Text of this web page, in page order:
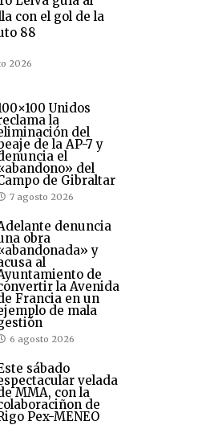
con el gol de la
88
2026
Unidos
la
del
de la AP-7 y
el
del
de Gibraltar
7 agosto 2026
denuncia
obra
y
al
de
la Avenida
Francia en un
de mala
6 agosto 2026
sábado
velada
MMA, con la
de
Pex-MENEO